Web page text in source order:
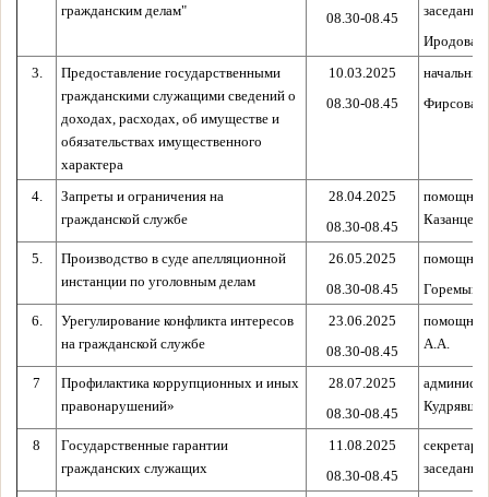
гражданским делам"
08.30-08.45
заседания
Иродова
3.
Предоставление государственными
гражданскими служащими сведений о
доходах, расходах, об имуществе и
обязательствах имущественного
характера
10.03.2025
08.30-08.45
начальник
Фирсова
4.
Запреты и ограничения на
гражданской службе
28.04.2025
08.30-08.45
помощник
5.
Производство в суде апелляционной
инстанции по уголовным делам
26.05.2025
08.30-08.45
помощник
6.
Урегулирование конфликта интересов
на гражданской службе
23.06.2025
08.30-08.45
помощник
А.А.
7
Профилактика коррупционных и иных
правонарушений»
28.07.2025
08.30-08.45
8
Государственные гарантии
гражданских служащих
11.08.2025
08.30-08.45